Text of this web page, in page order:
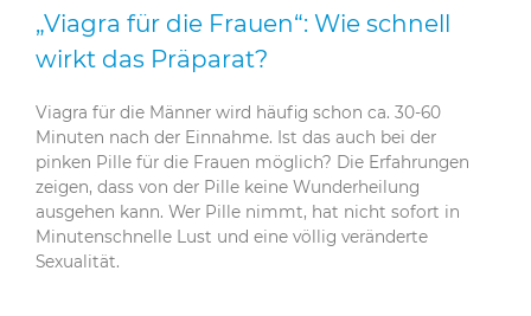
„Viagra für die Frauen“: Wie schnell
wirkt das Präparat?
Viagra für die Männer wird häufig schon ca. 30-60
Minuten nach der Einnahme. Ist das auch bei der
pinken Pille für die Frauen möglich? Die Erfahrungen
zeigen, dass von der Pille keine Wunderheilung
ausgehen kann. Wer Pille nimmt, hat nicht sofort in
Minutenschnelle Lust und eine völlig veränderte
Sexualität.